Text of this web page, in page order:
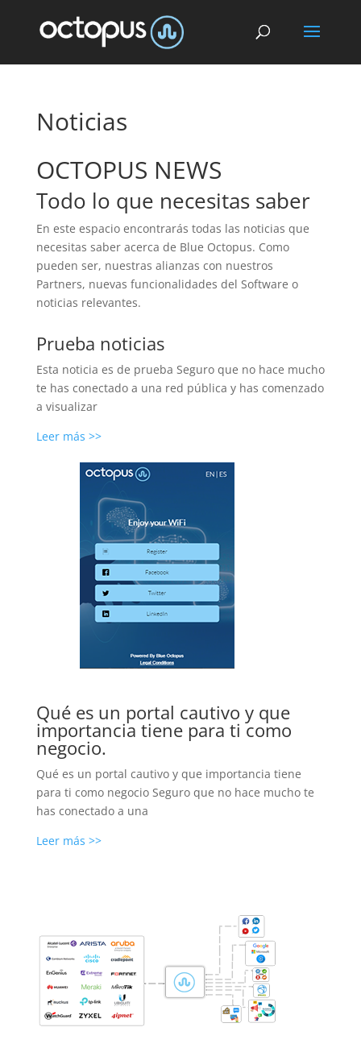
Noticias
OCTOPUS NEWS
Todo lo que necesitas saber
En este espacio encontrarás todas las noticias que
necesitas saber acerca de Blue Octopus. Como
pueden ser, nuestras alianzas con nuestros
Partners, nuevas funcionalidades del Software o
noticias relevantes.
Prueba noticias
Esta noticia es de prueba Seguro que no hace mucho
te has conectado a una red pública y has comenzado
a visualizar
Leer más >>
Qué es un portal cautivo y que
importancia tiene para ti como
negocio.
Qué es un portal cautivo y que importancia tiene
para ti como negocio Seguro que no hace mucho te
has conectado a una
Leer más >>